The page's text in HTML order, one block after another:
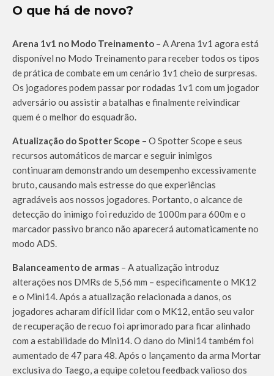
O que há de novo?
Arena 1v1 no Modo Treinamento – A Arena 1v1 agora está
disponível no Modo Treinamento para receber todos os tipos
de prática de combate em um cenário 1v1 cheio de surpresas.
Os jogadores podem passar por rodadas 1v1 com um jogador
adversário ou assistir a batalhas e finalmente reivindicar
quem é o melhor do esquadrão.
Atualização do Spotter Scope – O Spotter Scope e seus
recursos automáticos de marcar e seguir inimigos
continuaram demonstrando um desempenho excessivamente
bruto, causando mais estresse do que experiências
agradáveis ​​aos nossos jogadores. Portanto, o alcance de
detecção do inimigo foi reduzido de 1000m para 600m e o
marcador passivo branco não aparecerá automaticamente no
modo ADS.
Balanceamento de armas – A atualização introduz
alterações nos DMRs de 5,56 mm – especificamente o MK12
e o Mini14. Após a atualização relacionada a danos, os
jogadores acharam difícil lidar com o MK12, então seu valor
de recuperação de recuo foi aprimorado para ficar alinhado
com a estabilidade do Mini14. O dano do Mini14 também foi
aumentado de 47 para 48. Após o lançamento da arma Mortar
exclusiva do Taego, a equipe coletou feedback valioso dos